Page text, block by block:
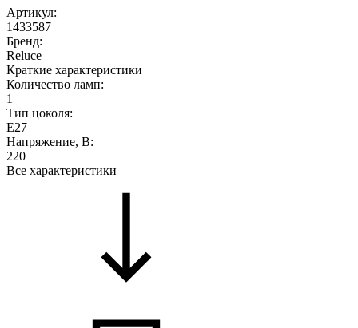
Артикул:
1433587
Бренд:
Reluce
Краткие характеристики
Количество ламп:
1
Тип цоколя:
E27
Напряжение, В:
220
Все характеристики